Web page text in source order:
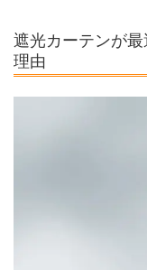
遮光カーテンが
理由